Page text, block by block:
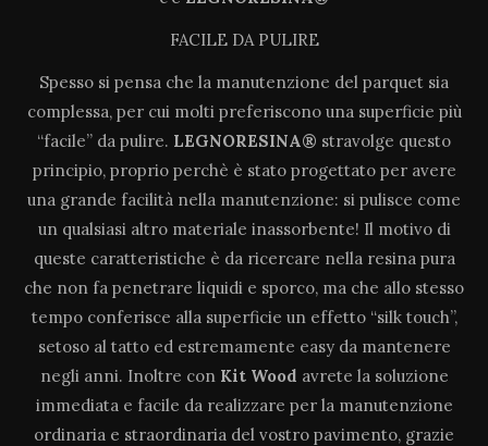
FACILE DA PULIRE
Spesso si pensa che la manutenzione del parquet sia
complessa, per cui molti preferiscono una superficie più
“facile” da pulire. LEGNORESINA® stravolge questo
principio, proprio perchè è stato progettato per avere
una grande facilità nella manutenzione: si pulisce come
un qualsiasi altro materiale inassorbente! Il motivo di
queste caratteristiche è da ricercare nella resina pura
che non fa penetrare liquidi e sporco, ma che allo stesso
tempo conferisce alla superficie un effetto “silk touch”,
setoso al tatto ed estremamente easy da mantenere
negli anni. Inoltre con Kit Wood avrete la soluzione
immediata e facile da realizzare per la manutenzione
ordinaria e straordinaria del vostro pavimento, grazie